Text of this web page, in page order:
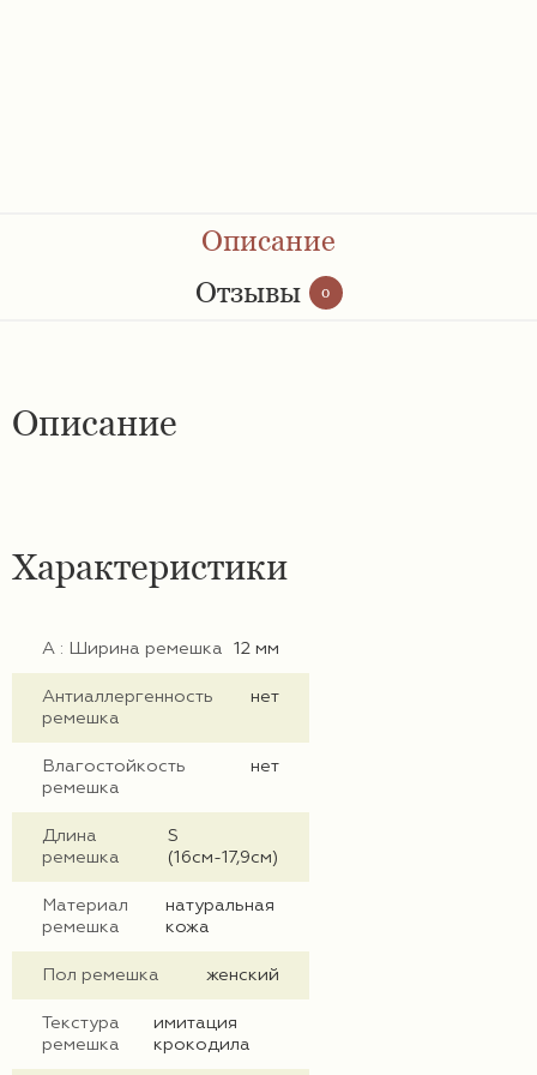
Ремешки 36 мм
Мужские ремешки
Описание
Отзывы
0
Описание
Характеристики
А : Ширина ремешка 12 мм
Антиаллергенность
ремешка
нет
Влагостойкость
ремешка
нет
Длина
ремешка
S
(16см-17,9см)
Материал
ремешка
натуральная
кожа
Пол ремешка женский
Текстура
ремешка
имитация
крокодила